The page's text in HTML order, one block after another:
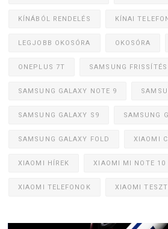
KÍNÁBÓL RENDELÉS KÍNAI
LEGJOBB OKOSÓRA OKOSÓRA
ONEPLUS 7T SAMSUNG FRISSÍTÉS
SAMSUNG GALAXY NOTE 9
SAMSUNG GALAXY S9 SAMSUNG
SAMSUNG GALAXY FOLD XIAOMI
XIAOMI HÍREK XIAOMI MI NOTE 10
XIAOMI TELEFONOK XIAOMI